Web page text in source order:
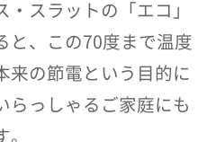
・スラットの「エコ」
と、この70度まで温度
来の節電という目的に
らっしゃるご家庭にも
。